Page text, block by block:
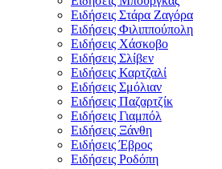
Ειδήσεις Στάρα Ζαγόρα
Ειδήσεις Φιλιππούπολη
Ειδήσεις Χάσκοβο
Ειδήσεις Σλίβεν
Ειδήσεις Καρτζαλί
Ειδήσεις Σμόλιαν
Ειδήσεις Παζαρτζίκ
Ειδήσεις Γιαμπόλ
Ειδήσεις Ξάνθη
Ειδήσεις Έβρος
Ειδήσεις Ροδόπη